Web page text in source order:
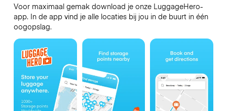
Voor maximaal gemak download je onze LuggageHero-
app. In de app vind je alle locaties bij jou in de buurt in één
oogopslag.